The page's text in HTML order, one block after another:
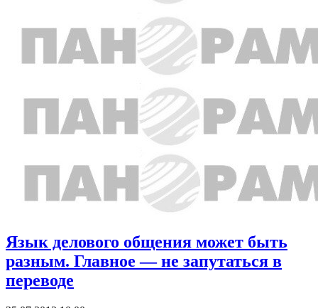
Язык делового общения может быть
разным. Главное — не запутаться в
переводе